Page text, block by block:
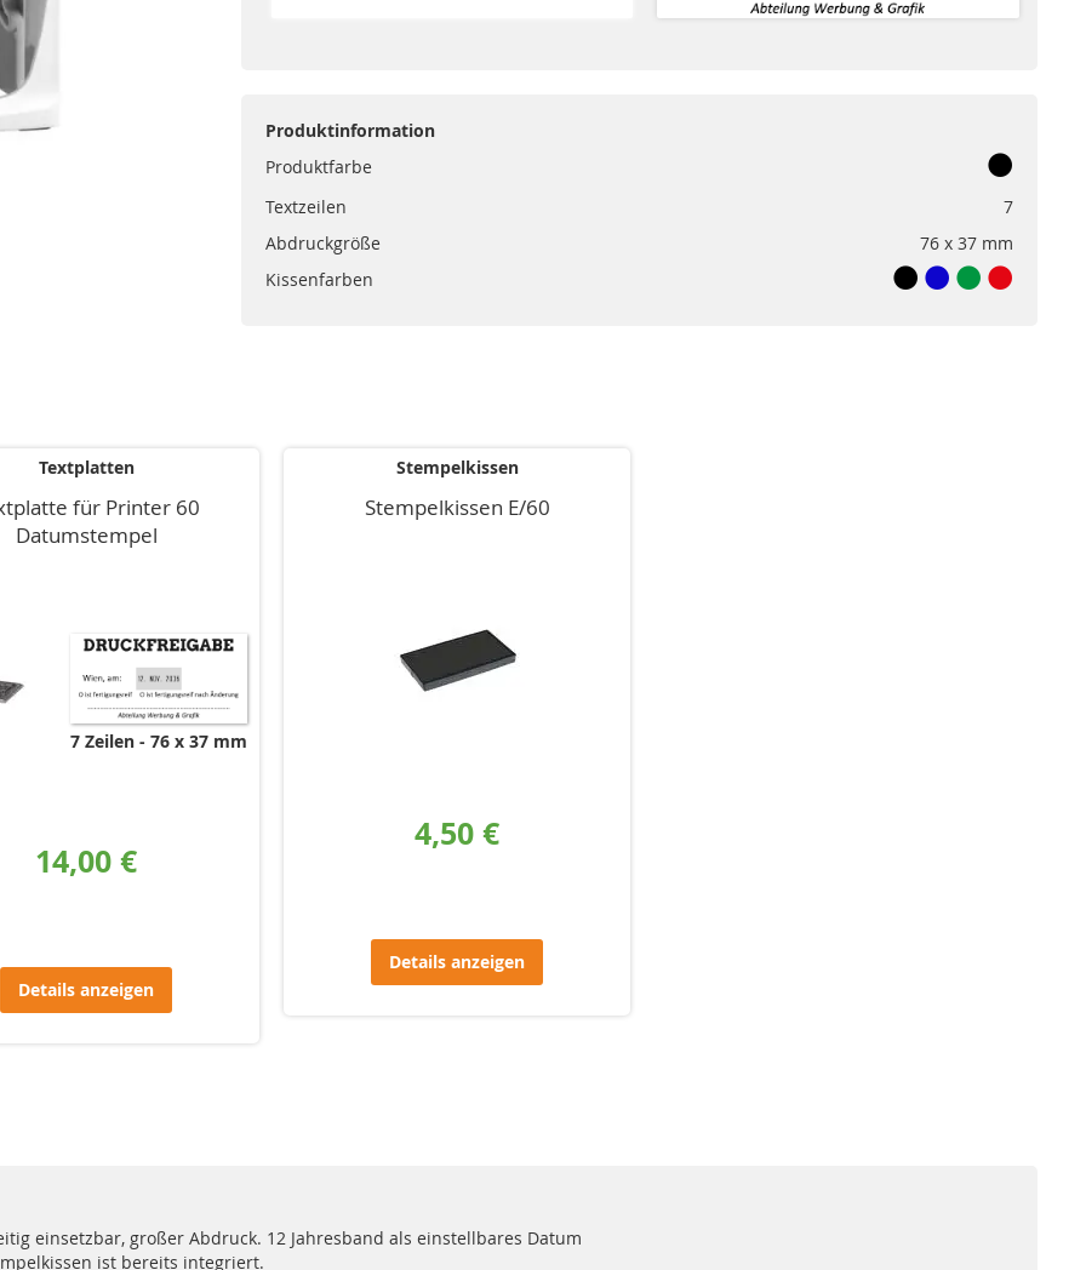
Produktinformation
Produktfarbe
Textzeilen
7
Abdruckgröße
76 x 37 mm
Kissenfarben
Textplatten
für Printer 60
Datumstempel
7 Zeilen 76 x 37 mm
14,00 €
Details anzeigen
Stempelkissen
Stempelkissen E/60
4,50 €
Details anzeigen
einsetzbar, großer Abdruck. 12 Jahresband als einstellbares Datum
ist bereits integriert.